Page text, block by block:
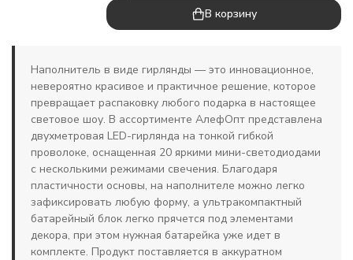
В корзину
Наполнитель в виде гирлянды — это инновационное,
невероятно красивое и практичное решение, которое
превращает распаковку любого подарка в настоящее
световое шоу. В ассортименте АлефОпт представлена
двухметровая LED-гирлянда на тонкой гибкой
проволоке, оснащенная 20 яркими мини-светодиодами
с несколькими режимами свечения. Благодаря
пластичности основы, на наполнителе можно легко
зафиксировать любую форму, а ультракомпактный
батарейный блок легко прячется под элементами
декора, при этом нужная батарейка уже идет в
комплекте. Продукт поставляется в аккуратном